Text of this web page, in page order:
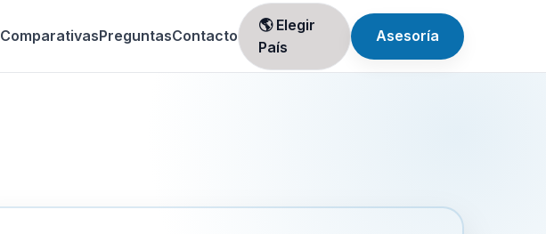
ComparativasPreguntasContacto
🌎 Elegir
País
Asesoría